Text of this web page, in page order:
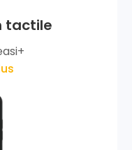
tactile